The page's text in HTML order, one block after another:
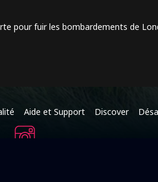
pour fuir les bombardements de
Aide et Support Discover